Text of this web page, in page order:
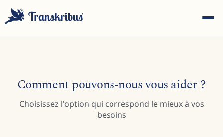
ESC
Comment pouvons-nous vous aider ?
Choisissez l'option qui correspond le mieux à vos
besoins